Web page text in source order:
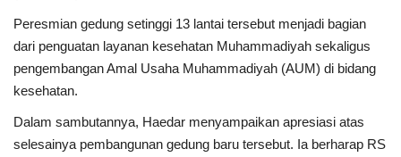
Peresmian gedung setinggi 13 lantai tersebut menjadi bagian
dari penguatan layanan kesehatan Muhammadiyah sekaligus
pengembangan Amal Usaha Muhammadiyah (AUM) di bidang
kesehatan.
Dalam sambutannya, Haedar menyampaikan apresiasi atas
selesainya pembangunan gedung baru tersebut. Ia berharap RS